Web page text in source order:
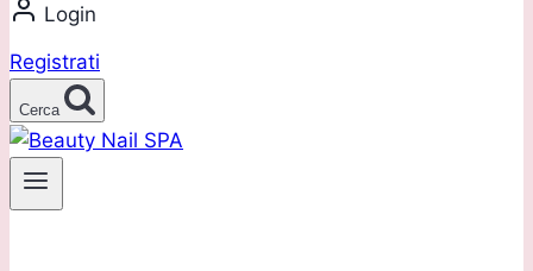
Login
Registrati
Cerca